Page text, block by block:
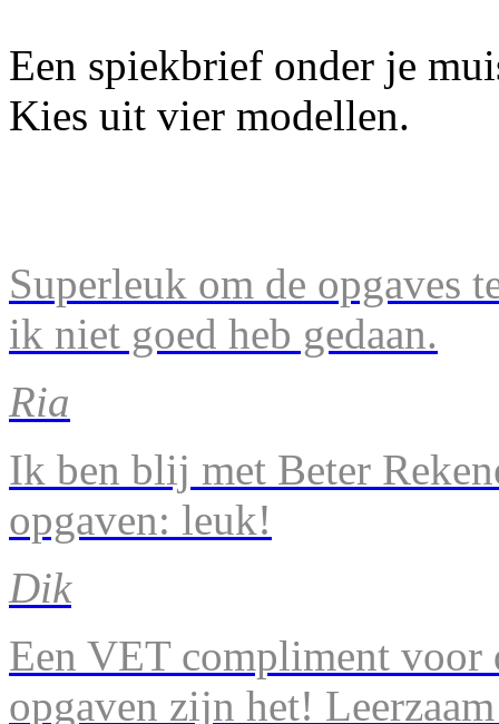
Een spiekbrief onder je
Kies uit vier modellen.
Superleuk om de opgaves
ik niet goed heb gedaan.
Ria
Ik ben blij met Beter
opgaven: leuk!
Dik
Een VET compliment voor
opgaven zijn het!